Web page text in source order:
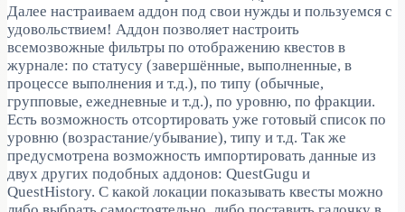
Далее настраиваем аддон под свои нужды и пользуемся с
удовольствием! Аддон позволяет настроить
всемозвожные фильтры по отображению квестов в
журнале: по статусу (завершённые, выполненные, в
процессе выполнения и т.д.), по типу (обычные,
групповые, ежедневные и т.д.), по уровню, по фракции.
Есть возможность отсортировать уже готовый список по
уровню (возрастание/убывание), типу и т.д. Так же
предусмотрена возможность импортировать данные из
двух других подобных аддонов: QuestGugu и
QuestHistory. С какой локации показывать квесты можно